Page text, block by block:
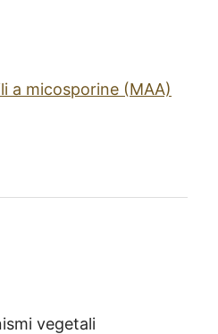
a micosporine (MAA)
vegetali